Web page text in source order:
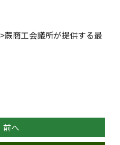
>蕨商工会議所が提供する最
前へ